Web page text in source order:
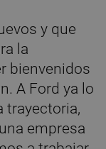
y que
la
bienvenidos
A Ford ya lo
trayectoria,
empresa